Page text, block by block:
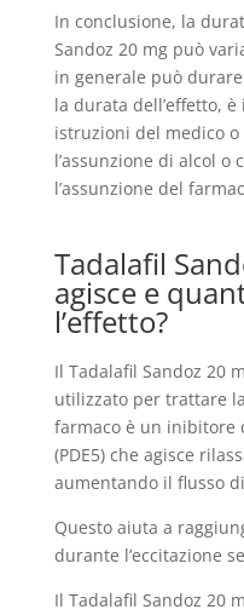
In conclusione, la
Sandoz 20 mg può
in generale può
la durata dell’effetto,
istruzioni del medico
l’assunzione di alcol o
l’assunzione del
Tadalafil
agisce e
l’effetto?
Il Tadalafil Sandoz 20
utilizzato per trattare
farmaco è un inibitore
(PDE5) che agisce
aumentando il flusso
Questo aiuta a
durante l’eccitazione
Il Tadalafil Sandoz 20